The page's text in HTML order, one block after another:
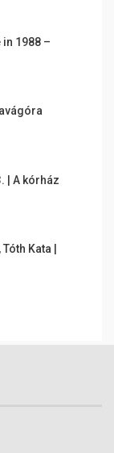
1988 –
| A kórház
Kata |